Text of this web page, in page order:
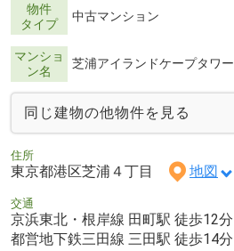
物件
タイプ
中古マンション
マンショ
ン名
芝浦アイランドケープタワー
同じ建物の他物件を見る
住所
東京都港区芝浦４丁目 地図
交通
京浜東北・根岸線 田町駅 徒歩12分
都営地下鉄三田線 三田駅 徒歩14分